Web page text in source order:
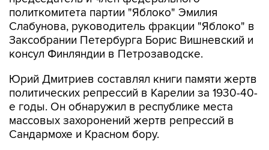
политкомитета партии "Яблоко" Эмилия
Слабунова, руководитель фракции "Яблоко" в
Заксобрании Петербурга Борис Вишневский и
консул Финляндии в Петрозаводске.
Юрий Дмитриев составлял книги памяти жертв
политических репрессий в Карелии за 1930-40-
е годы. Он обнаружил в республике места
массовых захоронений жертв репрессий в
Сандармохе и Красном бору.